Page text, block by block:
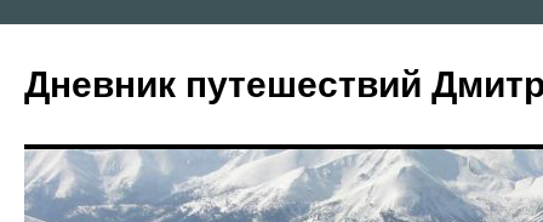
содержимому
Дневник путешествий